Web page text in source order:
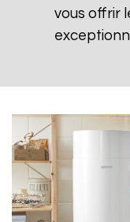
vous offrir